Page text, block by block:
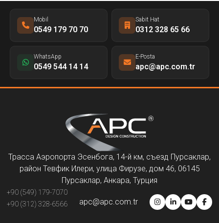
Mobil
0549 179 70 70
Sabit Hat
0312 328 65 66
WhatsApp
0549 544 14 14
E-Posta
apc@apc.com.tr
Трасса Аэропорта Эсенбога, 14-й км, съезд Пурсаклар,
район Тевфик Илери, улица Фирузе, дом 46, 06145
Пурсаклар, Анкара, Турция
+90 (549) 179-7070
+90 (312) 328-6566
apc@apc.com.tr